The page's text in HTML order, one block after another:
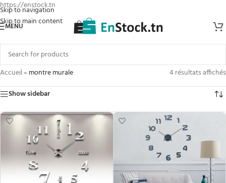
https://enstock.tn
Skip to navigation
Skip to main content
MENU
Accueil» montre murale
4 résultats affichés
Show sidebar